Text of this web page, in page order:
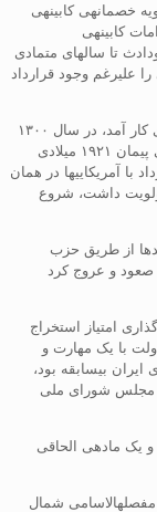
خصمانهی کابینهی
و پس از آن اقدامات کابینهی
تا سالهای متمادی
علیرغم وجود قرارداد
کابینهی قوامالسلطنه که پس از سقوط سیدضیاء بر روی کار آمد، در سال ۱۳۰۰
هجری شمسی به فاصلهی کمتر از یک سال که از امضای پیمان ۱۹۲۱ میلادی
با آمریکاییها در همان
شوروی حق اولویت داشت، شروع
از طریق حزب
صعود و عروج کرد
امتیاز استخراج
با یک مهارت و
بیسابقه بود،
مجلس شورای ملی
یک مادهی الحاقی
شمال